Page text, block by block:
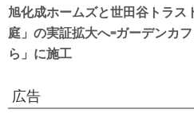
旭化成ホームズと世田谷トラス
庭」の実証拡大へ=ガーデンカ
ら」に施工
広告